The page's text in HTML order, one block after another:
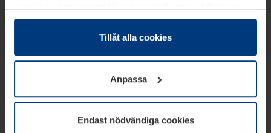
samlat in inom ramen för din användning av tjänsterna.
Juridiskt kan vi lagra kakor på din enhet, om de är
absolut nödvändiga för driften av den här webbplatsen.
godkännande kan du när som helst ändra eller återkalla i
informationen om kakor underDataskyddsförklaring
vår webbplats.
Tillåt alla cookies
Anpassa
Endast nödvändiga cookies